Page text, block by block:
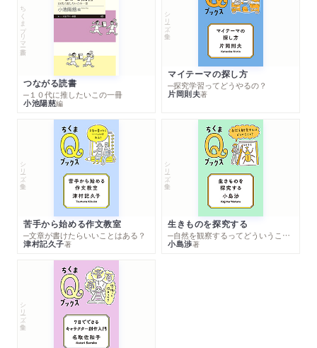
ちくまプリマー新書
つながる読書
─１０代に推したいこの一冊
小池陽慈編
シリーズ・全集
マイテーマの探し方
─探究学習ってどうやるの？
片岡則夫著
シリーズ・全集
苦手から始める作文教室
─文章が書けたらいいことはある？
津村記久子著
シリーズ・全集
生きものを探究する
─自然を観察するってどういうこと？
小島渉著
シリーズ・全集